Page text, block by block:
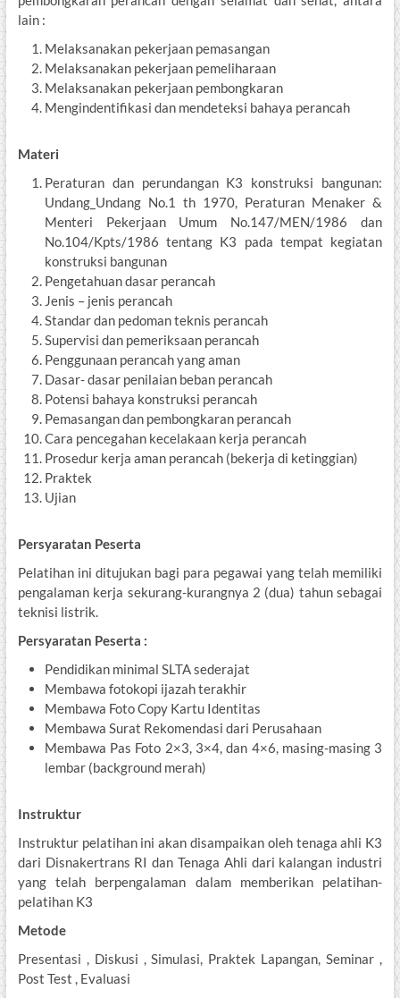
lain :
Melaksanakan pekerjaan pemasangan
Melaksanakan pekerjaan pemeliharaan
Melaksanakan pekerjaan pembongkaran
Mengindentifikasi dan mendeteksi bahaya perancah
Materi
Peraturan dan perundangan K3 konstruksi bangunan:
Undang_Undang No.1 th 1970, Peraturan Menaker &
Menteri Pekerjaan Umum No.147/MEN/1986 dan
No.104/Kpts/1986 tentang K3 pada tempat kegiatan
konstruksi bangunan
Pengetahuan dasar perancah
Jenis – jenis perancah
Standar dan pedoman teknis perancah
Supervisi dan pemeriksaan perancah
Penggunaan perancah yang aman
Dasar- dasar penilaian beban perancah
Potensi bahaya konstruksi perancah
Pemasangan dan pembongkaran perancah
Cara pencegahan kecelakaan kerja perancah
Prosedur kerja aman perancah (bekerja di ketinggian)
Praktek
Ujian
Persyaratan Peserta
Pelatihan ini ditujukan bagi para pegawai yang telah memiliki
pengalaman kerja sekurang-kurangnya 2 (dua) tahun sebagai
teknisi listrik.
Persyaratan Peserta :
Pendidikan minimal SLTA sederajat
Membawa fotokopi ijazah terakhir
Membawa Foto Copy Kartu Identitas
Membawa Surat Rekomendasi dari Perusahaan
Membawa Pas Foto 2×3, 3×4, dan 4×6, masing-masing 3
lembar (background merah)
Instruktur
Instruktur pelatihan ini akan disampaikan oleh tenaga ahli K3
dari Disnakertrans RI dan Tenaga Ahli dari kalangan industri
yang telah berpengalaman dalam memberikan pelatihan-
pelatihan K3
Metode
Presentasi , Diskusi , Simulasi, Praktek Lapangan, Seminar ,
Post Test , Evaluasi